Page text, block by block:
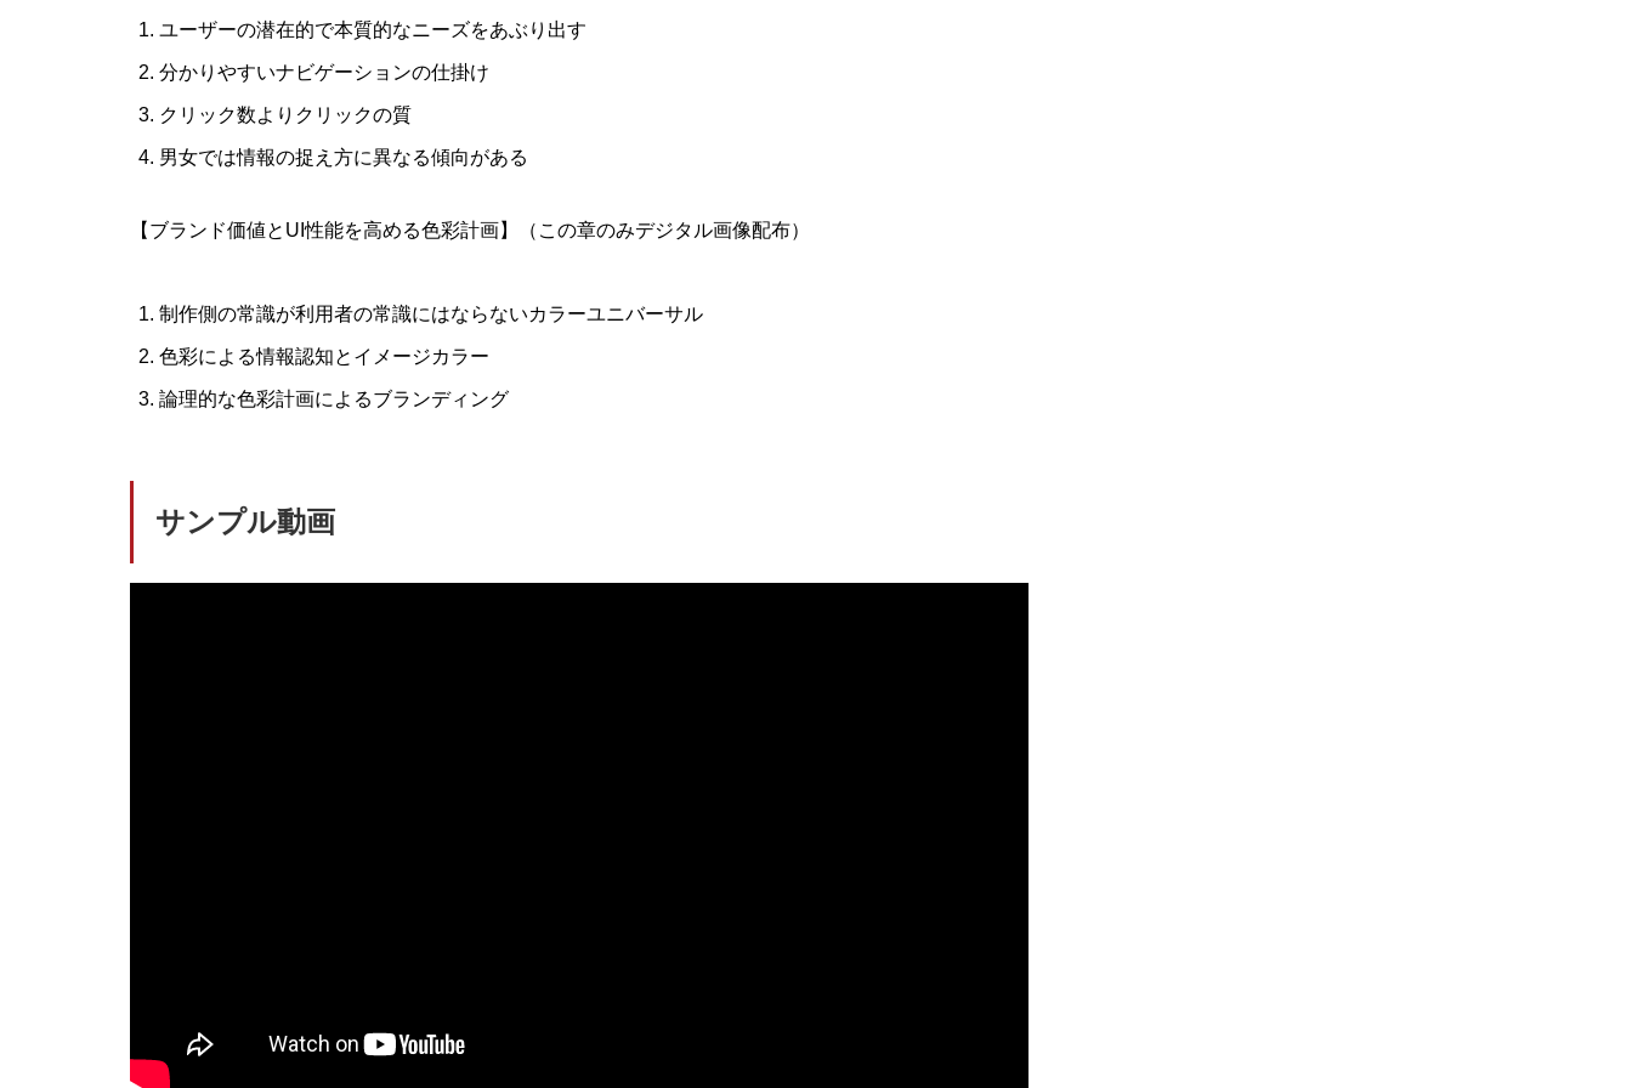
ユーザーの潜在的で本質的なニーズをあぶり出す
分かりやすいナビゲーションの仕掛け
クリック数よりクリックの質
男女では情報の捉え方に異なる傾向がある
【ブランド価値とUI性能を高める色彩計画】（この章のみデジタル画像配布）
制作側の常識が利用者の常識にはならないカラーユニバーサル
色彩による情報認知とイメージカラー
論理的な色彩計画によるブランディング
サンプル動画